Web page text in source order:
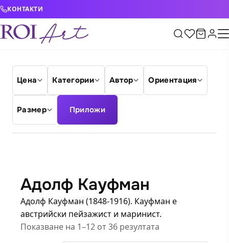
Skip to content
КОНТАКТИ
Цена Категории Автор Ориентация
Размер Приложи
Адолф Кауфман
Адолф Кауфман (1848-1916). Кауфман е
австрийски пейзажист и маринист.
Показване на 1–12 от 36 резултата